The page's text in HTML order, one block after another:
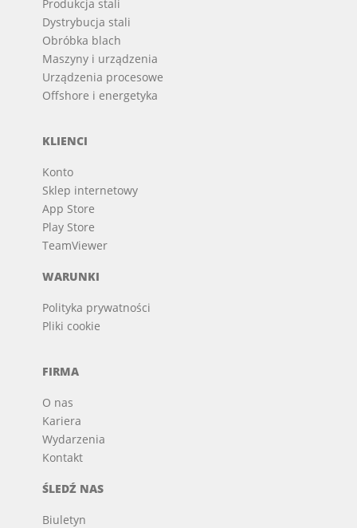
Produkcja stali
Dystrybucja stali
Obróbka blach
Maszyny i urządzenia
Urządzenia procesowe
Offshore i energetyka
KLIENCI
Konto
Sklep internetowy
App Store
Play Store
TeamViewer
WARUNKI
Polityka prywatności
Pliki cookie
FIRMA
O nas
Kariera
Wydarzenia
Kontakt
ŚLEDŹ NAS
Biuletyn